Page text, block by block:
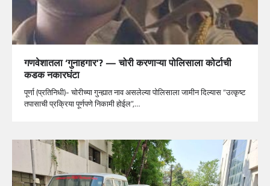
गणवेशातला ‘गुनाहगार’? — चोरी करणाऱ्या पोलिसाला कोर्टाची
कडक नकारघंटा
पूर्णा (प्रतिनिधी)- चोरीच्या गुन्ह्यात नाव असलेल्या पोलिसाला जामीन दिल्यास “उत्कृष्ट
तपासाची प्रक्रिया पूर्णपणे निकामी होईल”,…